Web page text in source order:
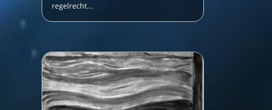
regelrecht...